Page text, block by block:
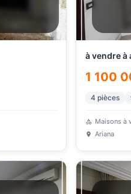
1 100
4 pièces
Maisons à
Ariana